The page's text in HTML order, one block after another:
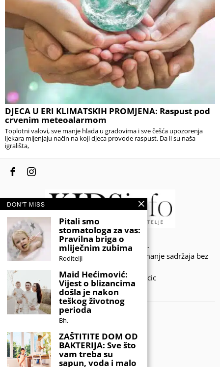
DJECA U ERI KLIMATSKIH PROMJENA: Raspust pod
crvenim meteoalarmom
Toplotni valovi, sve manje hlada u gradovima i sve češća upozorenja
ljekara mijenjaju način na koji djeca provode raspust. Da li su naša
igrališta,
© 2020 - KIDSINFO.BA.
Sva prava zadržana. Zabranjeno preuzimanje sadržaja bez
Developed by Amar SIjercic
IZAŠAO JE NOVI MAGAZIN!
DON'T MISS
Pitali smo
stomatologa za vas:
Pravilna briga o
mliječnim zubima
Roditelji
Maid Hećimović:
Vijest o blizancima
došla je nakon
teškog životnog
perioda
Bh.
ZAŠTITITE DOM OD
BAKTERIJA: Sve što
vam treba su
sapun, voda i malo